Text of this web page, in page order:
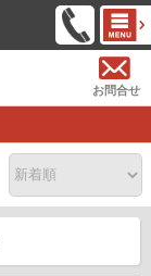
お問合せ